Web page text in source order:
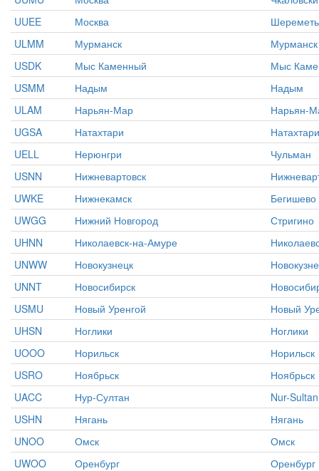
UUEE
Москва
ULMM
Мурманск
Мурманск
USDK
Мыс Каменный
Мыс
USMM
Надым
Надым
ULAM
Нарьян-Мар
Нарьян-
UGSA
Натахтари
Натахтари
UELL
Нерюнгри
Чульман
USNN
Нижневартовск
UWKE
Нижнекамск
Бегишево
UWGG
Нижний Новгород
Стригино
UHNN
Николаевск-на-Амуре
UNWW
Новокузнецк
UNNT
Новосибирск
USMU
Новый Уренгой
Новый
UHSN
Ноглики
Ноглики
UOOO
Норильск
Норильск
USRO
Ноябрьск
Ноябрьск
UACC
Нур-Султан
Nur-Sultan
USHN
Нягань
Нягань
UNOO
Омск
Омск
UWOO
Оренбург
Оренбург